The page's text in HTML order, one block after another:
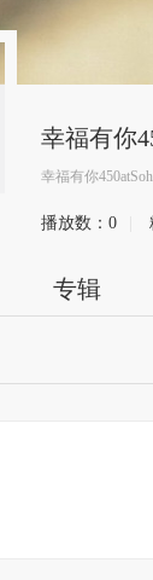
幸福有你
幸福有你
播放数： 0
专辑